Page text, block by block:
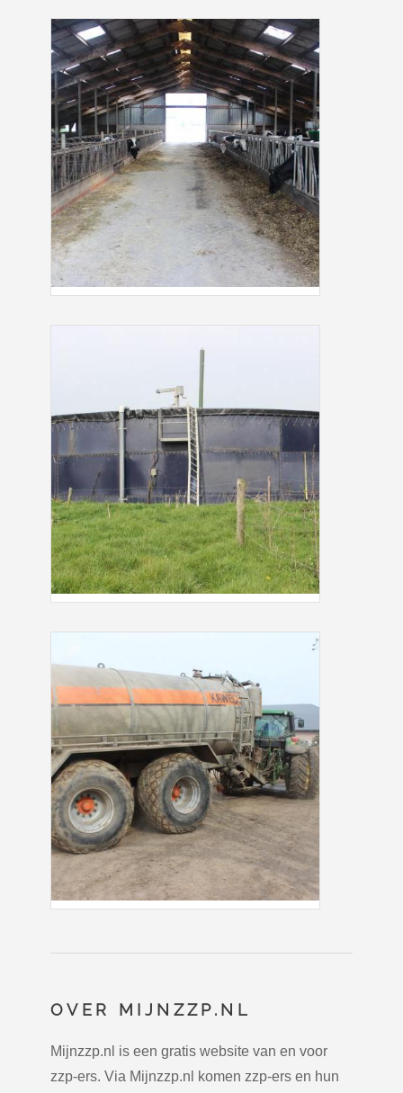
OVER MIJNZZP.NL
Mijnzzp.nl is een gratis website van en voor
zzp-ers. Via Mijnzzp.nl komen zzp-ers en hun